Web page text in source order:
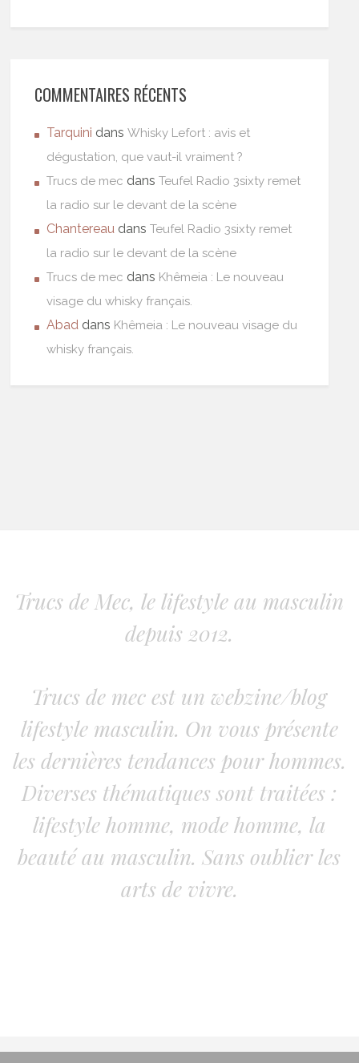
COMMENTAIRES RÉCENTS
Tarquini dansWhisky Lefort : avis et
dégustation, que vaut-il vraiment ?
Trucs de mec dansTeufel Radio 3sixty remet
la radio sur le devant de la scène
Chantereau dansTeufel Radio 3sixty remet
la radio sur le devant de la scène
Trucs de mec dans Khêmeia : Le nouveau
visage du whisky français.
Abad dans Khêmeia : Le nouveau visage du
whisky français.
Trucs de Mec, le lifestyle au masculin
depuis 2012.
Trucs de mec est un webzine/blog
lifestyle masculin. On vous présente
les dernières tendances pour hommes.
Diverses thématiques sont traitées :
lifestyle homme, mode homme, la
beauté au masculin. Sans oublier les
arts de vivre.